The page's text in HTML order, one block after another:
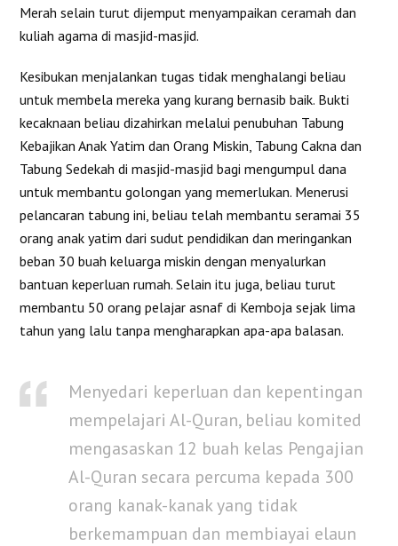
Merah selain turut dijemput menyampaikan ceramah dan
kuliah agama di masjid-masjid.
Kesibukan menjalankan tugas tidak menghalangi beliau
untuk membela mereka yang kurang bernasib baik. Bukti
kecaknaan beliau dizahirkan melalui penubuhan Tabung
Kebajikan Anak Yatim dan Orang Miskin, Tabung Cakna dan
Tabung Sedekah di masjid-masjid bagi mengumpul dana
untuk membantu golongan yang memerlukan. Menerusi
pelancaran tabung ini, beliau telah membantu seramai 35
orang anak yatim dari sudut pendidikan dan meringankan
beban 30 buah keluarga miskin dengan menyalurkan
bantuan keperluan rumah. Selain itu juga, beliau turut
membantu 50 orang pelajar asnaf di Kemboja sejak lima
tahun yang lalu tanpa mengharapkan apa-apa balasan.
Menyedari keperluan dan kepentingan
mempelajari Al-Quran, beliau komited
mengasaskan 12 buah kelas Pengajian
Al-Quran secara percuma kepada 300
orang kanak-kanak yang tidak
berkemampuan dan membiayai elaun